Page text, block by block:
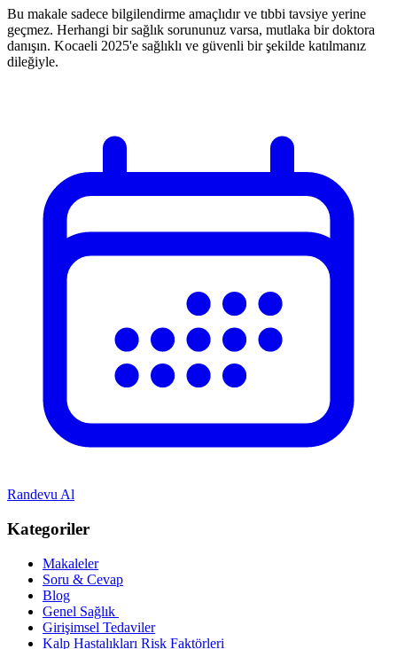
Bu makale sadece bilgilendirme amaçlıdır ve tıbbi tavsiye yerine
geçmez. Herhangi bir sağlık sorununuz varsa, mutlaka bir doktora
danışın. Kocaeli 2025'e sağlıklı ve güvenli bir şekilde katılmanız
dileğiyle.
Randevu Al
Kategoriler
Makaleler
Soru & Cevap
Blog
Genel Sağlık
Girişimsel Tedaviler
Kalp Hastalıkları Risk Faktörleri